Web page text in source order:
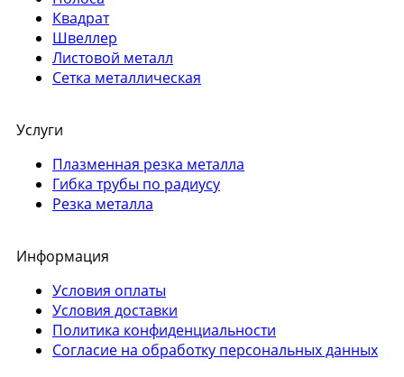
Квадрат
Швеллер
Листовой металл
Сетка металлическая
Услуги
Плазменная резка металла
Гибка трубы по радиусу
Резка металла
Информация
Условия оплаты
Условия доставки
Политика конфиденциальности
Согласие на обработку персональных данных